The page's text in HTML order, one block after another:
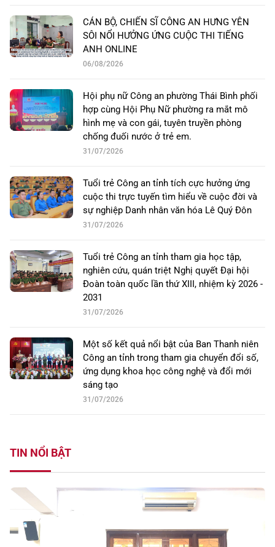
CÁN BỘ, CHIẾN SĨ CÔNG AN HƯNG YÊN
SÔI NỔI HƯỞNG ỨNG CUỘC THI TIẾNG
ANH ONLINE
06/08/2026
Hội phụ nữ Công an phường Thái Bình phối
hợp cùng Hội Phụ Nữ phường ra mắt mô
hình mẹ và con gái, tuyên truyền phòng
chống đuối nước ở trẻ em.
31/07/2026
Tuổi trẻ Công an tỉnh tích cực hưởng ứng
cuộc thi trực tuyến tìm hiểu về cuộc đời và
sự nghiệp Danh nhân văn hóa Lê Quý Đôn
31/07/2026
Tuổi trẻ Công an tỉnh tham gia học tập,
nghiên cứu, quán triệt Nghị quyết Đại hội
Đoàn toàn quốc lần thứ XIII, nhiệm kỳ 2026 -
2031
31/07/2026
Một số kết quả nổi bật của Ban Thanh niên
Công an tỉnh trong tham gia chuyển đổi số,
ứng dụng khoa học công nghệ và đổi mới
sáng tạo
31/07/2026
TIN NỔI BẬT